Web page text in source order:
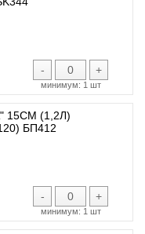
- +
минимум: 1 шт
15СМ (1,2Л)
БП412
- +
минимум: 1 шт